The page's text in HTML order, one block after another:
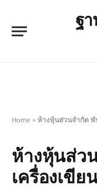
ฐ
Home » ห้างหุ้นส่วนจำกัด พั
ห้างหุ้นส่ว
เครื่องเขีย